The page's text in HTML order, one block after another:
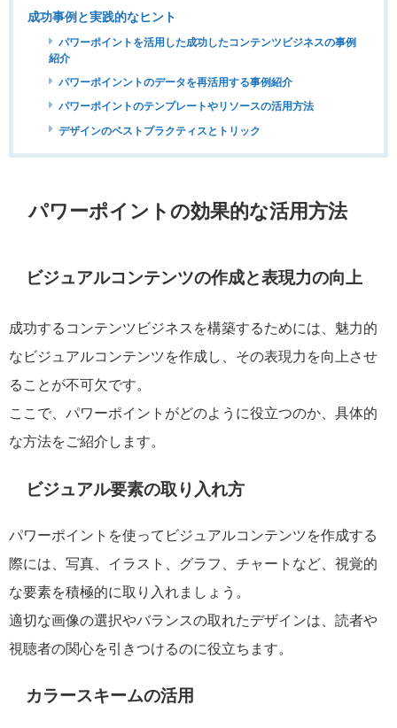
成功事例と実践的なヒント
パワーポイントを活用した成功したコンテンツビジネスの事例
紹介
パワーポインントのデータを再活用する事例紹介
パワーポイントのテンプレートやリソースの活用方法
デザインのベストプラクティスとトリック
パワーポイントの効果的な活用方法
ビジュアルコンテンツの作成と表現力の向上
成功するコンテンツビジネスを構築するためには、魅力的
なビジュアルコンテンツを作成し、その表現力を向上させ
ることが不可欠です。
ここで、パワーポイントがどのように役立つのか、具体的
な方法をご紹介します。
ビジュアル要素の取り入れ方
パワーポイントを使ってビジュアルコンテンツを作成する
際には、写真、イラスト、グラフ、チャートなど、視覚的
な要素を積極的に取り入れましょう。
適切な画像の選択やバランスの取れたデザインは、読者や
視聴者の関心を引きつけるのに役立ちます。
カラースキームの活用